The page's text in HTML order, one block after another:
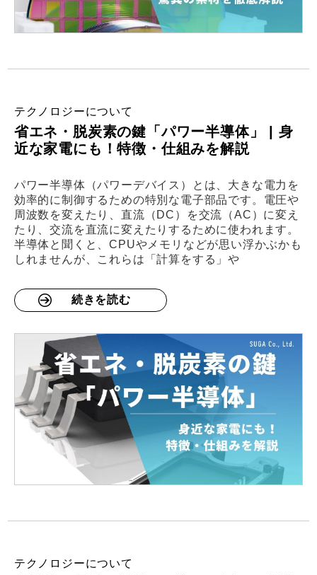
テクノロジーについて
省エネ・脱炭素の鍵「パワー半導体」 | 身
近な家電にも！特徴・仕組みを解説
パワー半導体（パワーデバイス）とは、大きな電力を
効率的に制御するための特別な電子部品です。電圧や
周波数を変えたり、直流（DC）を交流（AC）に変え
たり、交流を直流に変えたりするために使われます。
半導体と聞くと、CPUやメモリなどが思い浮かぶかも
しれませんが、これらは「計算をする」や
続きを読む
テクノロジーについて